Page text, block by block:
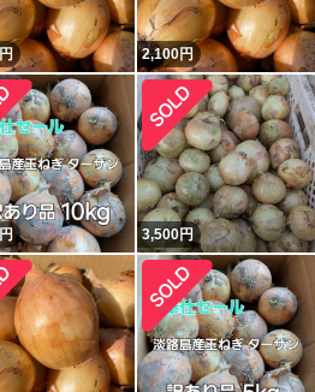
円 2,100円
円 3,500円